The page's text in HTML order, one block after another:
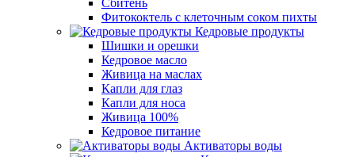
Сбитень
Фитококтель с клеточным соком пихты
Кедровые продукты
Шишки и орешки
Кедровое масло
Живица на маслах
Капли для глаз
Капли для носа
Живица 100%
Кедровое питание
Активаторы воды